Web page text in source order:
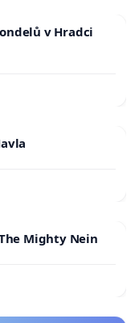
v Hradci
Mighty Nein